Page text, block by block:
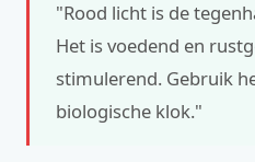
"Rood licht is de
Het is voedend en
stimulerend. Gebruik
biologische klok."